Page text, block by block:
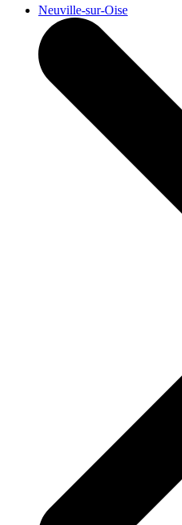
Neuville-sur-Oise